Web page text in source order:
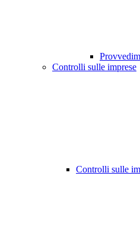
Controlli sulle imprese
Controlli sulle